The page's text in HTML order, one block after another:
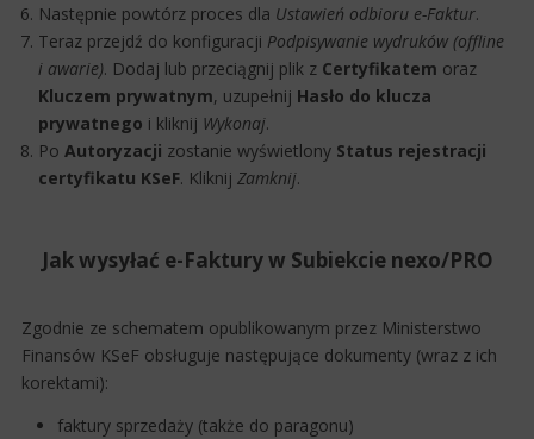
Następnie powtórz proces dla Ustawień odbioru e-Faktur.
Teraz przejdź do konfiguracji Podpisywanie wydruków (offline
i awarie). Dodaj lub przeciągnij plik z Certyfikatem oraz
Kluczem prywatnym, uzupełnij Hasło do klucza
prywatnego i kliknij Wykonaj.
Po Autoryzacji zostanie wyświetlony Status rejestracji
certyfikatu KSeF. Kliknij Zamknij.
Jak wysyłać e-Faktury w Subiekcie nexo/PRO
Zgodnie ze schematem opublikowanym przez Ministerstwo
Finansów KSeF obsługuje następujące dokumenty (wraz z ich
korektami):
faktury sprzedaży (także do paragonu)